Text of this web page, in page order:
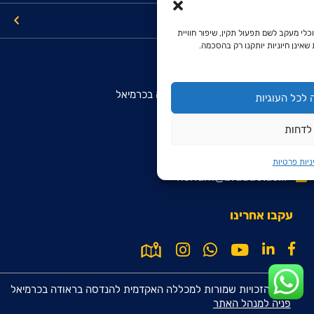
מעקב לשם תפעול תקין, שיפור חוויית
חיוניות יותקנו רק בהסכמה.
העוגיות
לדחות
פרטיות
המכללה האקדמית להנדסה בראודה בכרמיאל
רח' סנונית 51, ת.ד. 78
כרמיאל 2161002
9099*
rishum@braude.ac.il
עקבו אחרינו
© כל הזכויות שמורות למכללה האקדמית להנדסה בראודה בכרמיאל
פניה למנהל האתר